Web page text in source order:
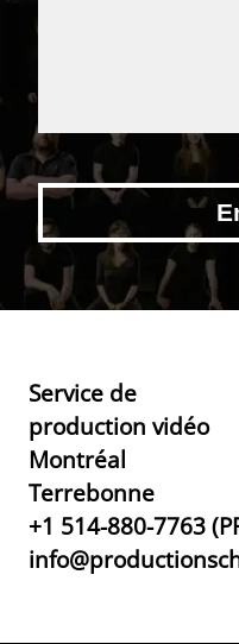
Service de
production vidéo
Montréal
Terrebonne
+1 514-880-7763